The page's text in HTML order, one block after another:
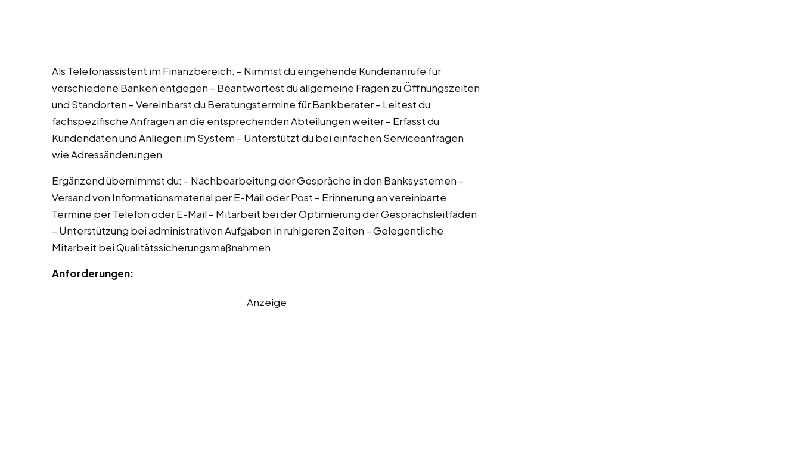
Als Telefonassistent im Finanzbereich: – Nimmst du eingehende Kundenanrufe für
verschiedene Banken entgegen – Beantwortest du allgemeine Fragen zu Öffnungszeiten
und Standorten – Vereinbarst du Beratungstermine für Bankberater – Leitest du
fachspezifische Anfragen an die entsprechenden Abteilungen weiter – Erfasst du
Kundendaten und Anliegen im System – Unterstützt du bei einfachen Serviceanfragen
wie Adressänderungen
Ergänzend übernimmst du: – Nachbearbeitung der Gespräche in den Banksystemen –
Versand von Informationsmaterial per E-Mail oder Post – Erinnerung an vereinbarte
Termine per Telefon oder E-Mail – Mitarbeit bei der Optimierung der Gesprächsleitfäden
– Unterstützung bei administrativen Aufgaben in ruhigeren Zeiten – Gelegentliche
Mitarbeit bei Qualitätssicherungsmaßnahmen
Anforderungen:
Anzeige